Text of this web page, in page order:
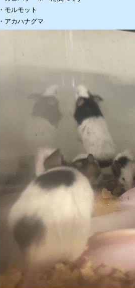
・モルモット
・アカハナグマ